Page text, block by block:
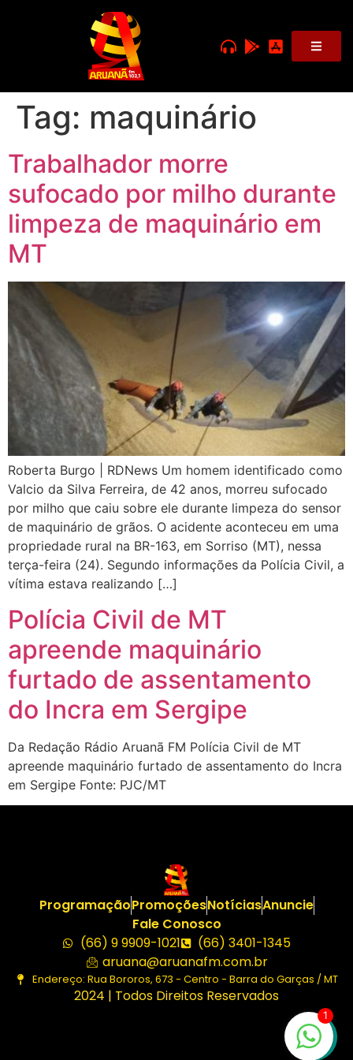
Tag: maquinário
Trabalhador morre
sufocado por milho durante
limpeza de maquinário em
MT
Roberta Burgo | RDNews Um homem identificado como
Valcio da Silva Ferreira, de 42 anos, morreu sufocado
por milho que caiu sobre ele durante limpeza do sensor
de maquinário de grãos. O acidente aconteceu em uma
propriedade rural na BR-163, em Sorriso (MT), nessa
terça-feira (24). Segundo informações da Polícia Civil, a
vítima estava realizando […]
Polícia Civil de MT
apreende maquinário
furtado de assentamento
do Incra em Sergipe
Da Redação Rádio Aruanã FM Polícia Civil de MT
apreende maquinário furtado de assentamento do Incra
em Sergipe Fonte: PJC/MT
ProgramaçãoPromoçõesNotíciasAnuncie
Fale Conosco
(66) 9 9909-1021
(66) 3401-1345
aruana@aruanafm.com.br
Endereço: Rua Bororos, 673 - Centro - Barra do Garças / MT
2024 | Todos Direitos Reservados
1